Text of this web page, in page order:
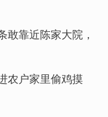
敢靠近陈家大院，
农户家里偷鸡摸